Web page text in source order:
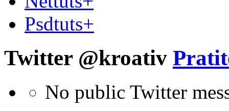
Psdtuts+
Twitter @kroativ
No public Twitter